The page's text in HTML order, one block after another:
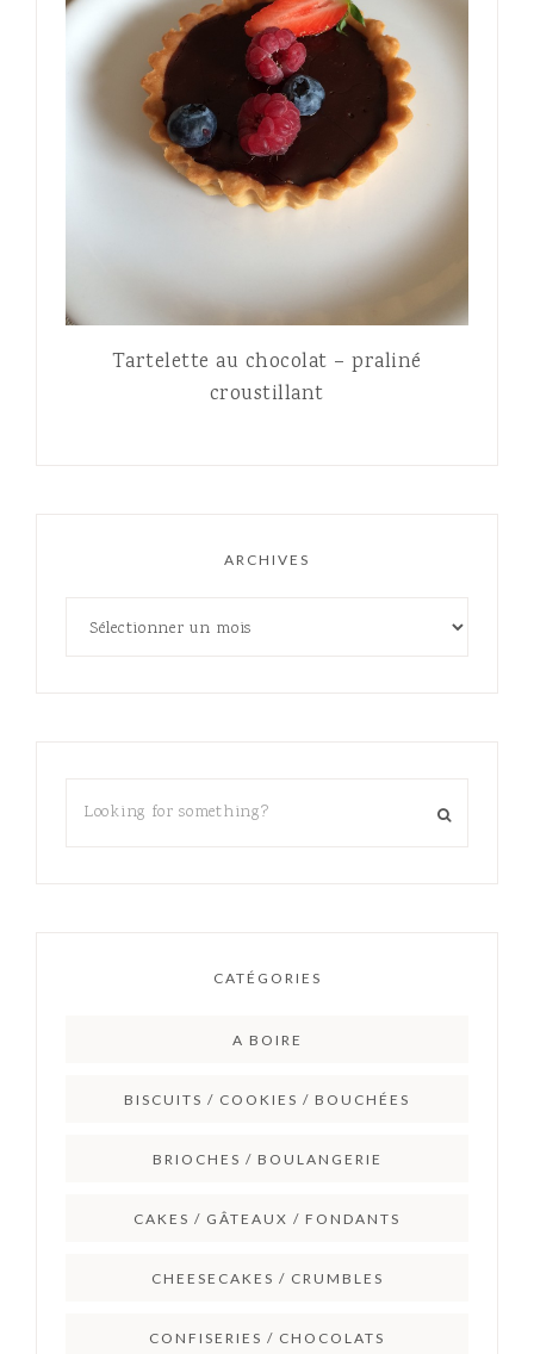
Tartelette au chocolat – praliné
croustillant
ARCHIVES
CATÉGORIES
A BOIRE
BISCUITS / COOKIES / BOUCHÉES
BRIOCHES / BOULANGERIE
CAKES / GÂTEAUX / FONDANTS
CHEESECAKES / CRUMBLES
CONFISERIES / CHOCOLATS